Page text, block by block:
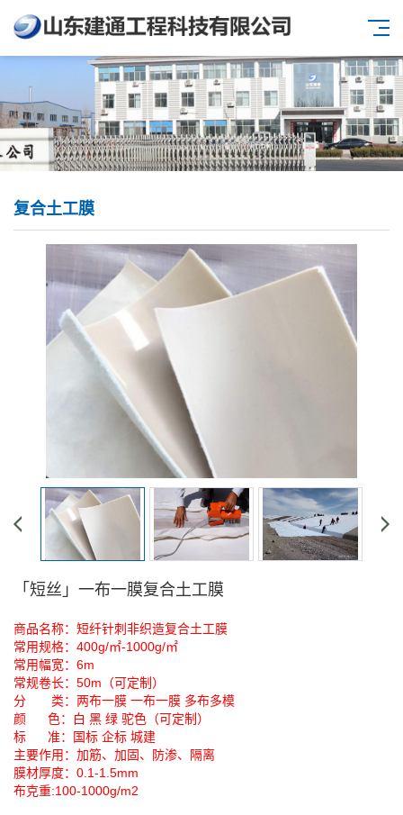
复合土工膜
「短丝」一布一膜复合土工膜
商品名称：短纤针刺非织造复合土工膜
常用规格：400g/㎡-1000g/㎡
常用幅宽：6m
常规卷长：50m（可定制）
分 类：两布一膜 一布一膜 多布多模
颜 色：白 黑 绿 驼色（可定制）
标 准：国标 企标 城建
主要作用：加筋、加固、防渗、隔离
膜材厚度：0.1-1.5mm
布克重:100-1000g/m2